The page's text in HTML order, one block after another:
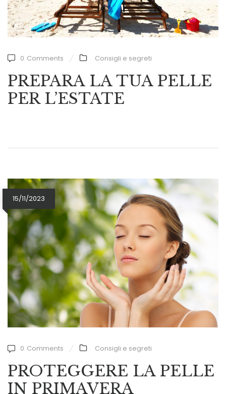
0 Comments Consigli e segreti
PREPARA LA TUA PELLE
PER L’ESTATE
15/11/2023
0 Comments Consigli e segreti
PROTEGGERE LA PELLE
IN PRIMAVERA